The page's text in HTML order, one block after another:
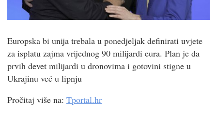
Europska bi unija trebala u ponedjeljak definirati uvjete
za isplatu zajma vrijednog 90 milijardi eura. Plan je da
prvih devet milijardi u dronovima i gotovini stigne u
Ukrajinu već u lipnju
Pročitaj više na: Tportal.hr